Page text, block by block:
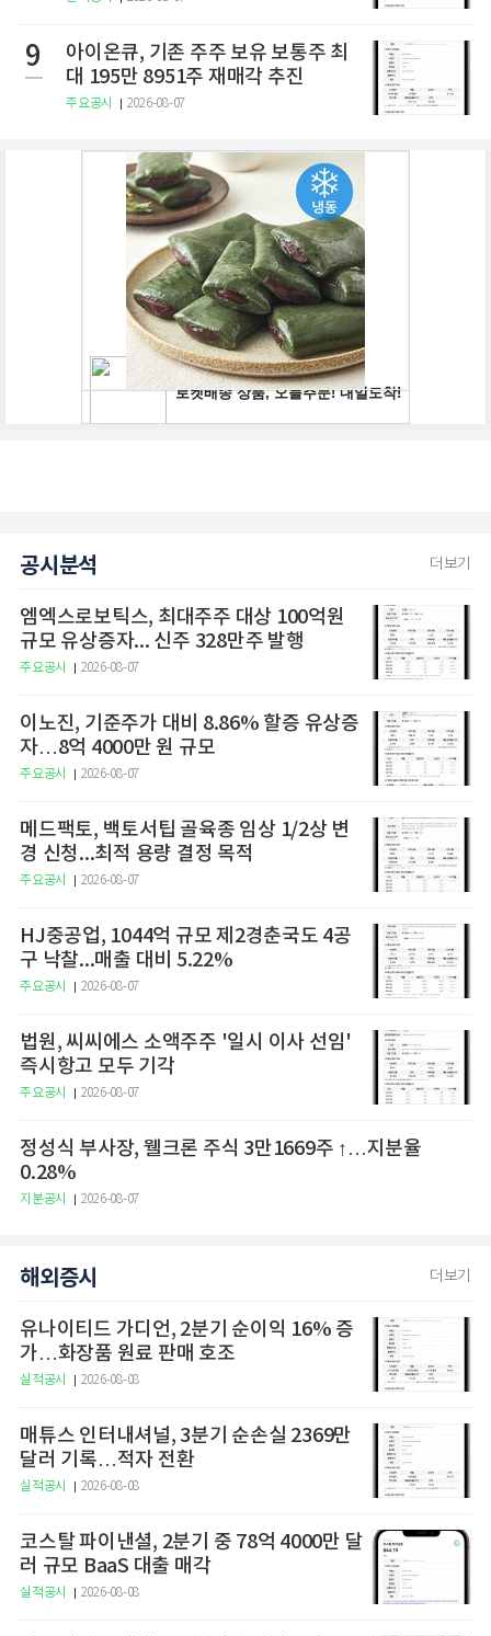
9
아이온큐, 기존 주주 보유 보통주 최
대 195만 8951주 재매각 추진
주요공시 2026-08-07
공시분석 더보기
엠엑스로보틱스, 최대주주 대상 100억원
규모 유상증자... 신주 328만주 발행
주요공시 2026-08-07
이노진, 기준주가 대비 8.86% 할증 유상증
자…8억 4000만 원 규모
주요공시 2026-08-07
메드팩토, 백토서팁 골육종 임상 1/2상 변
경 신청...최적 용량 결정 목적
주요공시 2026-08-07
HJ중공업, 1044억 규모 제2경춘국도 4공
구 낙찰...매출 대비 5.22%
주요공시 2026-08-07
법원, 씨씨에스 소액주주 '일시 이사 선임'
즉시항고 모두 기각
주요공시 2026-08-07
정성식 부사장, 웰크론 주식 3만1669주 ↑…지분율
0.28%
지분공시 2026-08-07
해외증시 더보기
유나이티드 가디언, 2분기 순이익 16% 증
가…화장품 원료 판매 호조
실적공시 2026-08-08
매튜스 인터내셔널, 3분기 순손실 2369만
달러 기록…적자 전환
실적공시 2026-08-08
코스탈 파이낸셜, 2분기 중 78억 4000만 달
러 규모 BaaS 대출 매각
실적공시 2026-08-08